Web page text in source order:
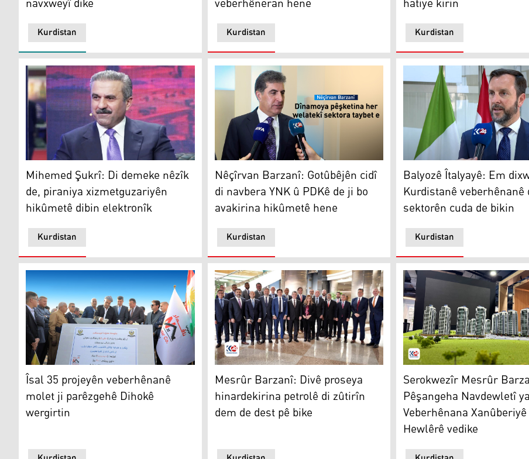
Kurdistan Kurdistan Kurdistan
Mihemed Şukrî: Di demeke nêzîk de, piraniya xizmetguzariyên hikûmetê dibin elektronîk
Kurdistan
Mihemed Şukrî: Di demeke nêzîk
de, piraniya xizmetguzariyên
hikûmetê dibin elektronîk
Nêçîrvan Barzanî: Gotûbêjên cidî di navbera YNK û PDKê de ji bo
Kurdistan
Nêçîrvan Barzanî: Gotûbêjên cidî
di navbera YNK û PDKê de ji bo
avakirina hikûmetê hene
Balyozê Îtalyayê: Em
Kurdistan
Balyozê Îtalyayê: Em
Kurdistanê veberhênanê
sektorên cuda de bikin
Îsal 35 projeyên veberhênanê molet ji parêzgehê Dihokê wergirtin
Îsal 35 projeyên veberhênanê
molet ji parêzgehê Dihokê
wergirtin
Mesrûr Barzanî: Divê proseya hinardekirina petrolê di zûtirîn dem de
Mesrûr Barzanî: Divê proseya
hinardekirina petrolê di zûtirîn
dem de dest pê bike
Serokwezîr Mesrûr Barzanî
Serokwezîr Mesrûr
Pêşangeha Navdewletî ya
Veberhênana
Hewlêrê vedike